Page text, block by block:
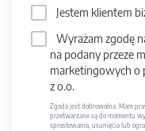
Jestem klientem
Wyrażam zgodę
na podany przeze
marketingowych o
z o.o.
Zgoda jest dobrowolna. Mam
przetwarzane są do momentu
sprostowania, usunięcia lub